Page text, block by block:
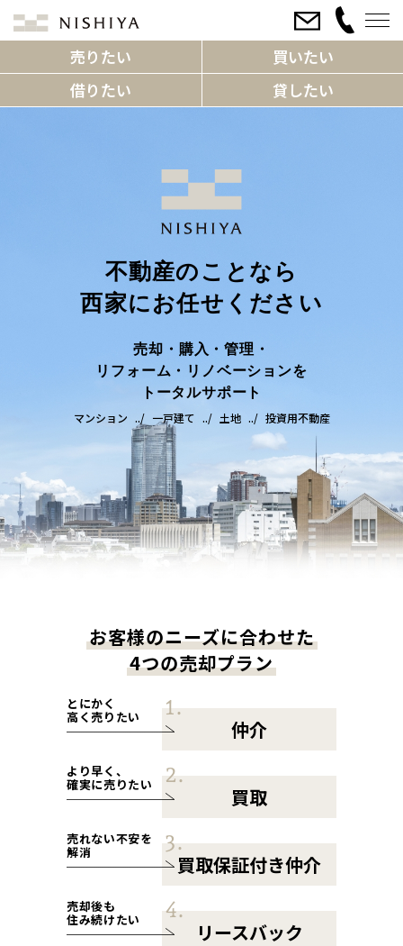
売りたい
買いたい
借りたい
貸したい
不動産のことなら
西家にお任せください
売却・購入・管理・
リフォーム・リノベーションを
トータルサポート
マンション
一戸建て 土地 投資用不動産
お客様のニーズに合わせた
4つの売却プラン
とにかく
高く売りたい 仲介
より早く、
確実に売りたい 買取
売れない不安を
解消 買取保証付き仲介
売却後も
住み続けたい リースバック